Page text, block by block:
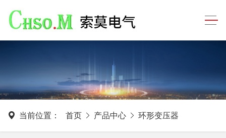
当前位置： 首页 产品中心 环形变压器